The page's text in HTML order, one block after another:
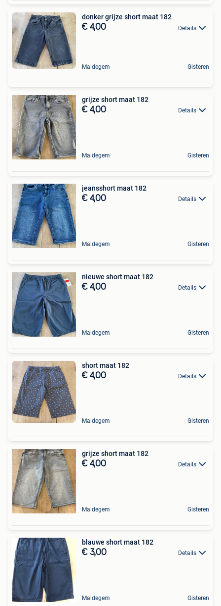
donker grijze short maat 182
€ 4,00 Details
Maldegem Gisteren
grijze short maat 182
€ 4,00 Details
Maldegem Gisteren
jeansshort maat 182
€ 4,00 Details
Maldegem Gisteren
nieuwe short maat 182
€ 4,00 Details
Maldegem Gisteren
short maat 182
€ 4,00 Details
Maldegem Gisteren
grijze short maat 182
€ 4,00 Details
Maldegem Gisteren
blauwe short maat 182
€ 3,00 Details
Maldegem Gisteren